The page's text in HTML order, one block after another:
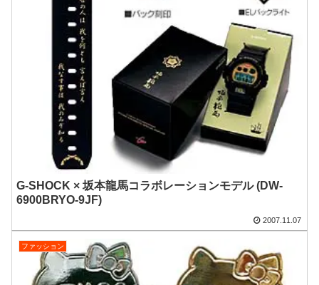
G-SHOCK × 坂本龍馬コラボレーションモデル (DW-
6900BRYO-9JF)
2007.11.07
ファッション